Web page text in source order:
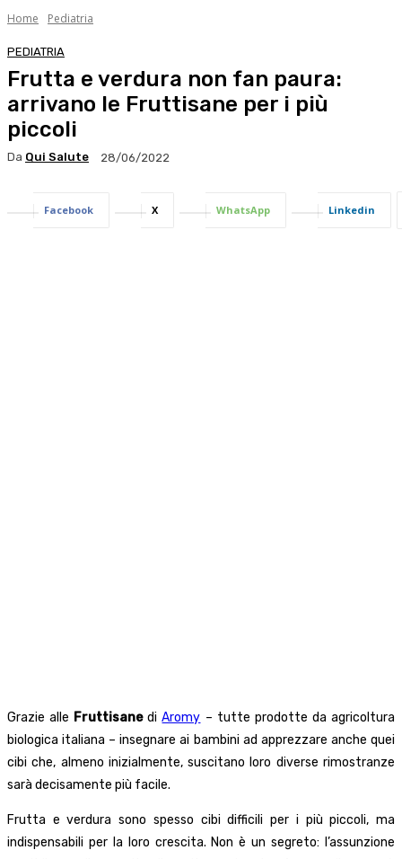
Home Pediatria
PEDIATRIA
Frutta e verdura non fan paura:
arrivano le Fruttisane per i più
piccoli
Da Qui Salute 28/06/2022
Facebook X WhatsApp Linkedin
Grazie alle FruttisanediAromy – tutte prodotte da agricoltura
biologica italiana – insegnare ai bambini ad apprezzare anche quei
cibi che, almeno inizialmente, suscitano loro diverse rimostranze
sarà decisamente più facile.
Frutta e verdura sono spesso cibi difficili per i più piccoli, ma
indispensabili per la loro crescita. Non è un segreto: l’assunzione